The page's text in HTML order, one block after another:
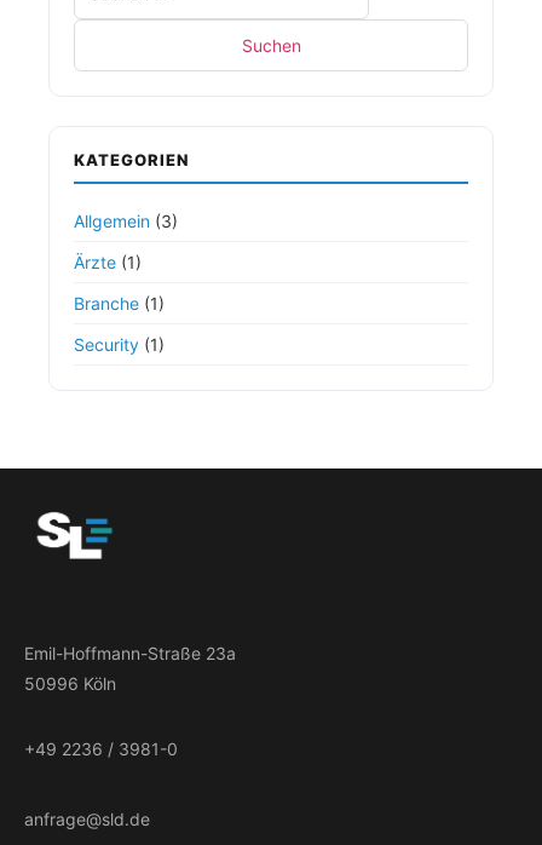
KATEGORIEN
Allgemein (3)
Ärzte (1)
Branche (1)
Security (1)
Emil-Hoffmann-Straße 23a
50996 Köln
+49 2236 / 3981-0
anfrage@sld.de